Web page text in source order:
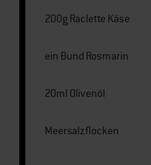
200g Raclette Käse
ein Bund Rosmarin
20ml Olivenöl
Meersalzflocken